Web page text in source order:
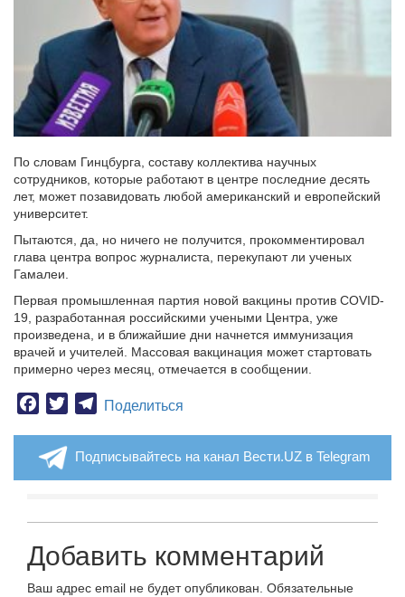
По словам Гинцбурга, составу коллектива научных
сотрудников, которые работают в центре последние десять
лет, может позавидовать любой американский и европейский
университет.
Пытаются, да, но ничего не получится, прокомментировал
глава центра вопрос журналиста, перекупают ли ученых
Гамалеи.
Первая промышленная партия новой вакцины против COVID-
19, разработанная российскими учеными Центра, уже
произведена, и в ближайшие дни начнется иммунизация
врачей и учителей. Массовая вакцинация может стартовать
примерно через месяц, отмечается в сообщении.
Facebook
TwitterTelegram
Поделиться
Подписывайтесь на канал Вести.UZ в Telegram
Добавить комментарий
Ваш адрес email не будет опубликован. Обязательные